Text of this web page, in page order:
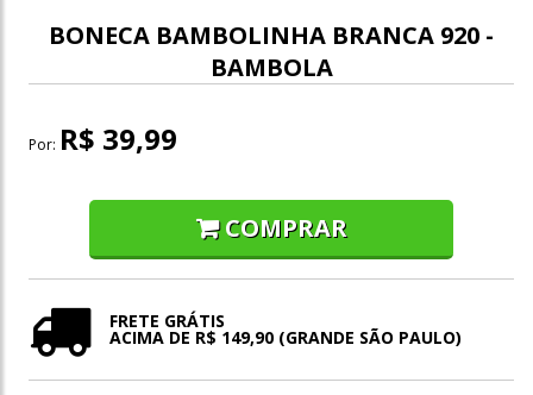
BONECA BAMBOLINHA BRANCA 920 -
BAMBOLA
Por: R$ 39,99
COMPRAR
FRETE GRÁTIS
ACIMA DE R$ 149,90 (GRANDE SÃO PAULO)